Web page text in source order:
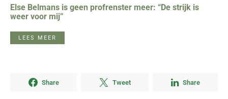
Else Belmans is geen profrenster meer: “De strijk is
weer voor mij”
LEES MEER
Share Tweet Share